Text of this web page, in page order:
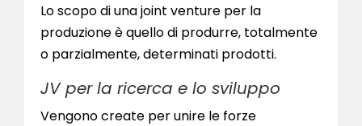
Lo scopo di una joint venture per la
produzione è quello di produrre, totalmente
o parzialmente, determinati prodotti.
JV per la ricerca e lo sviluppo
Vengono create per unire le forze